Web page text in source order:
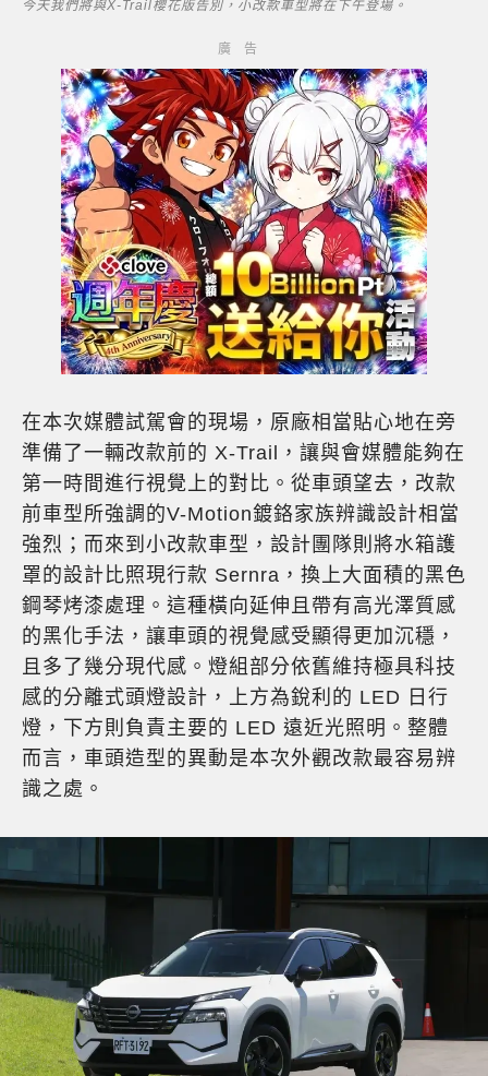
今天我們將與X-Trail櫻花版告別，小改款車型將在下午登場。
在本次媒體試駕會的現場，原廠相當貼心地在旁
準備了一輛改款前的 X-Trail，讓與會媒體能夠在
第一時間進行視覺上的對比。從車頭望去，改款
前車型所強調的V-Motion鍍鉻家族辨識設計相當
強烈；而來到小改款車型，設計團隊則將水箱護
罩的設計比照現行款 Sernra，換上大面積的黑色
鋼琴烤漆處理。這種橫向延伸且帶有高光澤質感
的黑化手法，讓車頭的視覺感受顯得更加沉穩，
且多了幾分現代感。燈組部分依舊維持極具科技
感的分離式頭燈設計，上方為銳利的 LED 日行
燈，下方則負責主要的 LED 遠近光照明。整體
而言，車頭造型的異動是本次外觀改款最容易辨
識之處。